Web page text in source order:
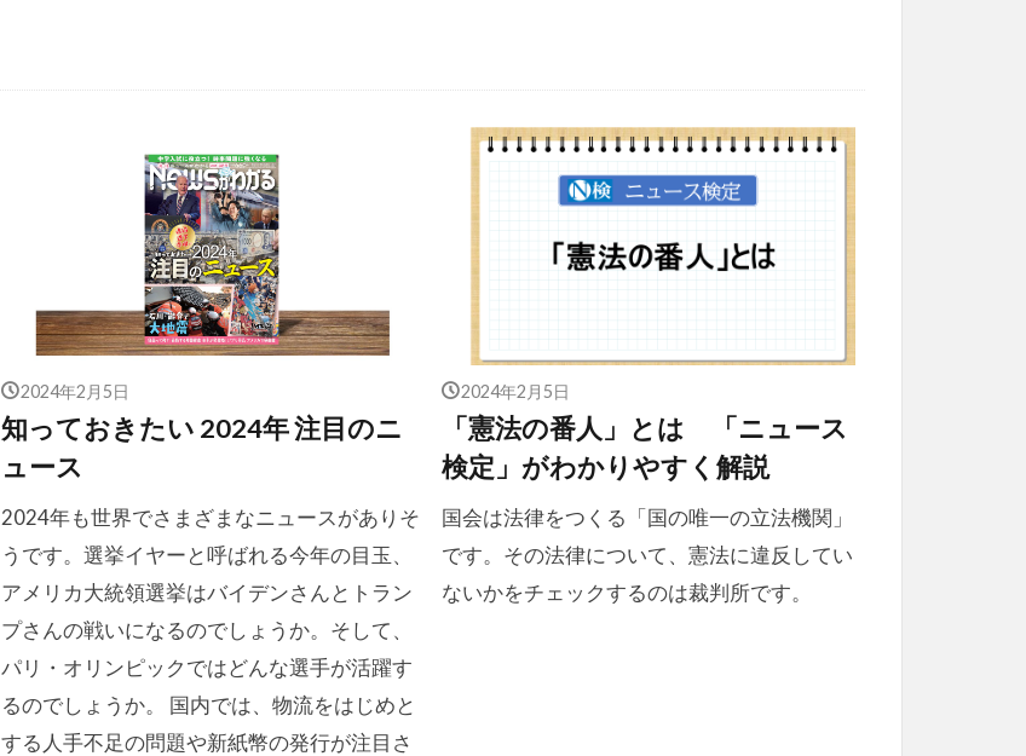
2024年2月5日
知っておきたい 2024年 注目のニ
ュース
2024年も世界でさまざまなニュースがありそ
うです。選挙イヤーと呼ばれる今年の目玉、
アメリカ大統領選挙はバイデンさんとトラン
プさんの戦いになるのでしょうか。そして、
パリ・オリンピックではどんな選手が活躍す
るのでしょうか。 国内では、物流をはじめと
する人手不足の問題や新紙幣の発行が注目さ
2024年2月5日
「憲法の番人」とは 「ニュース
検定」がわかりやすく解説
国会は法律をつくる「国の唯一の立法機関」
です。その法律について、憲法に違反してい
ないかをチェックするのは裁判所です。